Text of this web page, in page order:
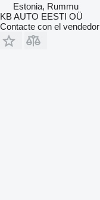
Estonia, Rummu
KB AUTO EESTI OÜ
Contacte con el vendedor